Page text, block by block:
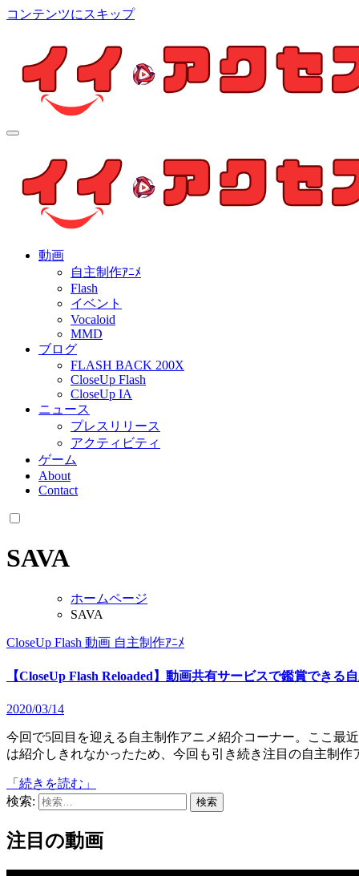
コンテンツにスキップ
個人制作アニメを中心とした動画紹介ブログ
動画
自主制作ｱﾆﾒ
Flash
イベント
Vocaloid
MMD
ブログ
FLASH BACK 200X
CloseUp Flash
CloseUp IA
ニュース
プレスリリース
アクティビティ
ゲーム
About
Contact
SAVA
ホームページ
SAVA
CloseUp Flash 動画 自主制作ｱﾆﾒ
【CloseUp Flash Reloaded】動画共有サービスで鑑賞できる
2020/03/14
今回で5回目を迎える自主制作アニメ紹介コーナー。ここ最近話題に上る個人制作アニメが多く、先々週の第4弾だけで
は紹介しきれなかったため、今回も引き続き注目の自主制
「続きを読む」
検索:
注目の動画